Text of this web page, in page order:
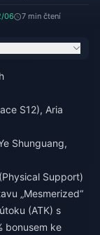
06 7 min čtení
S12), Aria
Shunguang,
Support)
„Mesmerized“
(ATK) s
bonusem ke